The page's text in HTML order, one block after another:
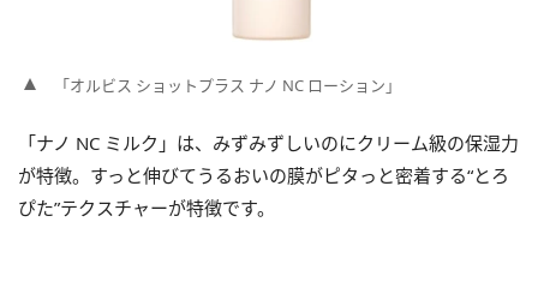
「オルビス ショットプラス ナノ NC ローション」
「ナノ NC ミルク」は、みずみずしいのにクリーム級の保湿力
が特徴。すっと伸びてうるおいの膜がピタっと密着する“とろ
ぴた”テクスチャーが特徴です。